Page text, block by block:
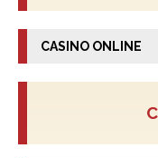
CASINO ONLINE